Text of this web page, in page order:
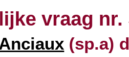
vraag nr.
(sp.a)